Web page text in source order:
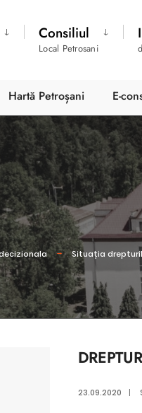
Consiliul
Local Petrosani
Hartă Petroșani E-
Situația
23.09.2020 |